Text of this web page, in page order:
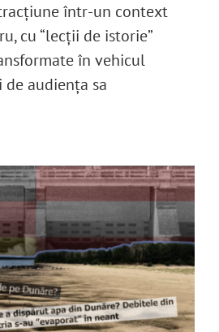
într-un context
cu “lecții de istorie”
în vehicul
audiența sa